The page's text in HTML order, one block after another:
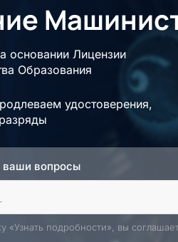
основании Лицензии
Образования
удостоверения,
ваши вопросы
«Узнать подробности», вы